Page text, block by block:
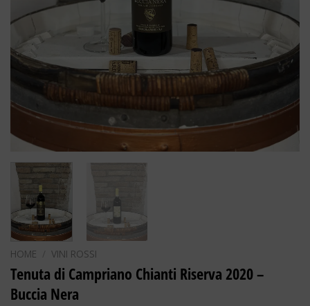
HOME VINI ROSSI
Tenuta di Campriano Chianti Riserva 2020 –
Buccia Nera